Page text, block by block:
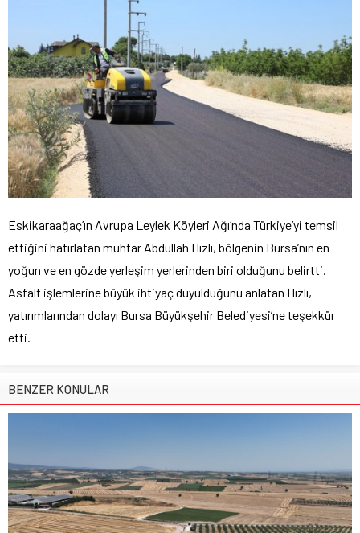
Eskikaraağaç’ın Avrupa Leylek Köyleri Ağı’nda Türkiye’yi temsil
ettiğini hatırlatan muhtar Abdullah Hızlı, bölgenin Bursa’nın en
yoğun ve en gözde yerleşim yerlerinden biri olduğunu belirtti.
Asfalt işlemlerine büyük ihtiyaç duyulduğunu anlatan Hızlı,
yatırımlarından dolayı Bursa Büyükşehir Belediyesi’ne teşekkür
etti.
BENZER KONULAR